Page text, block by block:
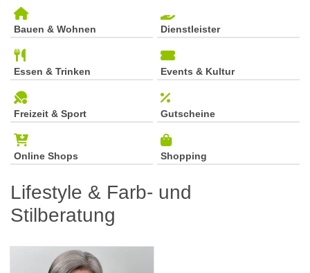
Bauen & Wohnen Dienstleister
Essen & Trinken Events & Kultur
Freizeit & Sport Gutscheine
Online Shops Shopping
Lifestyle & Farb- und
Stilberatung